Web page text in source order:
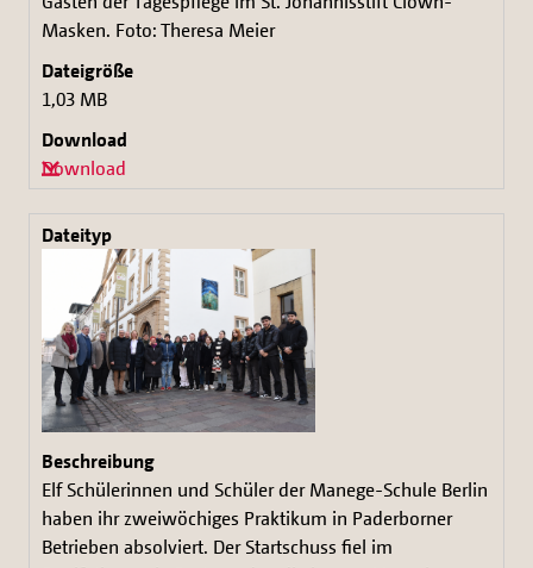
Masken. Foto: Theresa Meier
1,03 MB
Download
Elf Schülerinnen und Schüler der Manege-Schule Berlin
haben ihr zweiwöchiges Praktikum in Paderborner
Betrieben absolviert. Der Startschuss fiel im